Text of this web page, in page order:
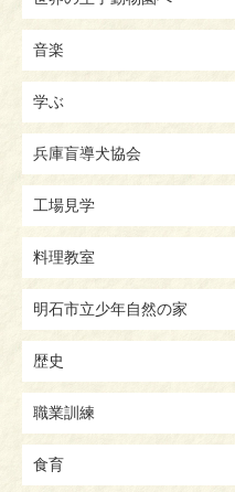
音楽
学ぶ
兵庫盲導犬協会
工場見学
料理教室
明石市立少年自然の家
歴史
職業訓練
食育